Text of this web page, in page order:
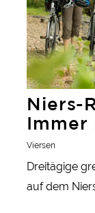
Niers-
radeln
Viersen
Dreitägige
auf dem